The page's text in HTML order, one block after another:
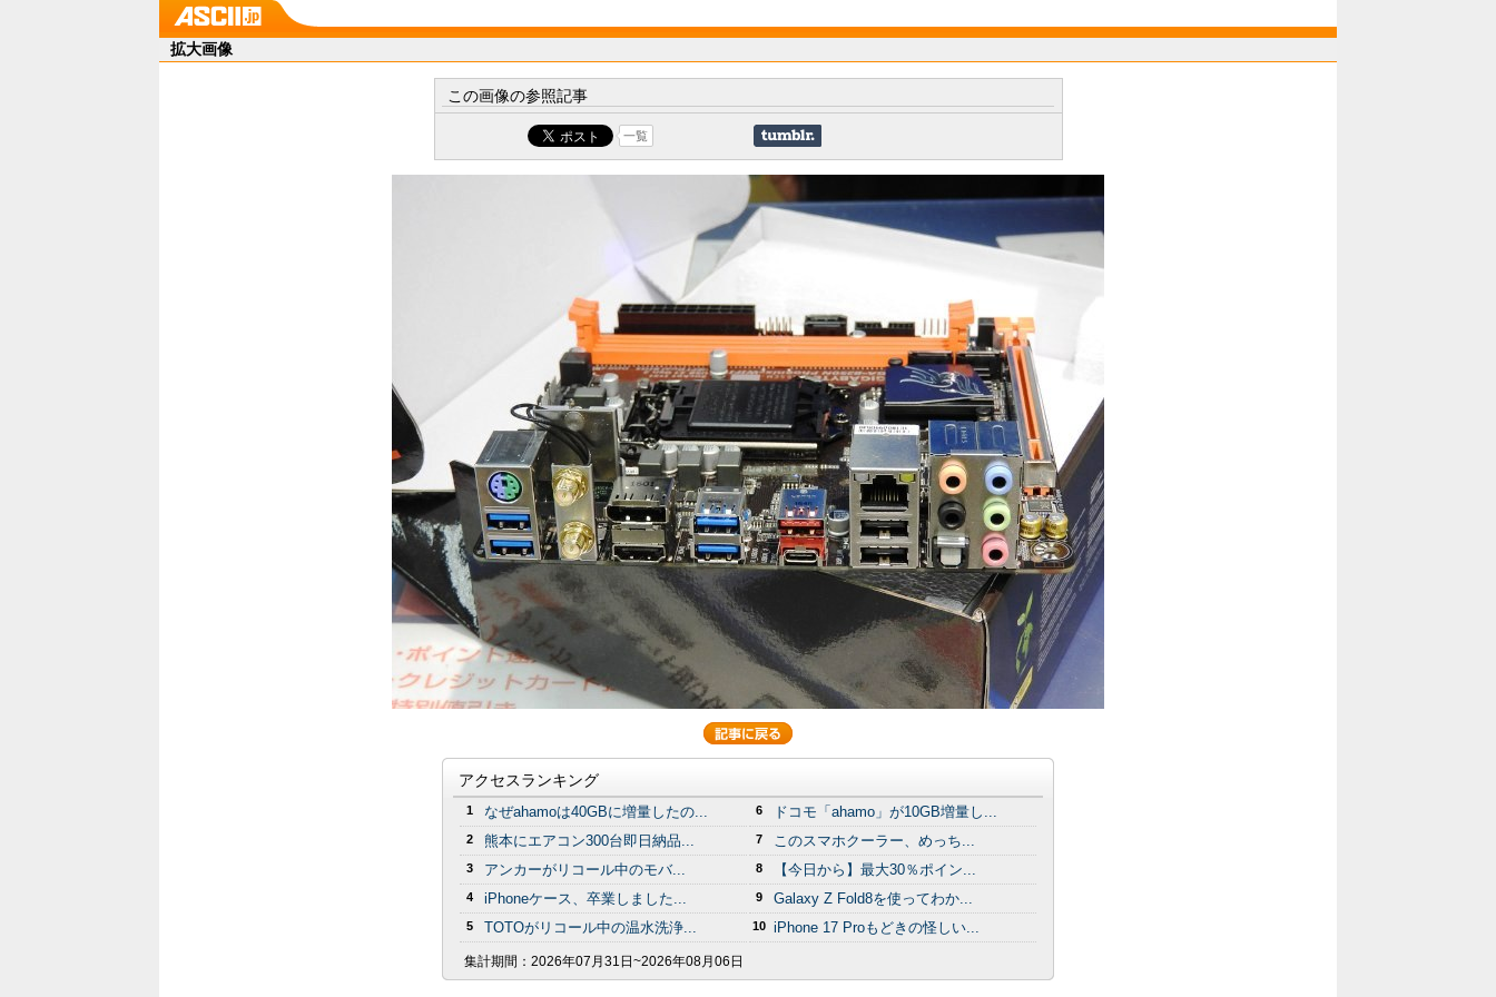
拡大画像
この画像の参照記事
一覧
アクセスランキング
1 なぜahamoは40GBに増量したの...
2 熊本にエアコン300台即日納品...
3 アンカーがリコール中のモバ...
4 iPhoneケース、卒業しました...
5 TOTOがリコール中の温水洗浄...
6 ドコモ「ahamo」が10GB増量し...
7 このスマホクーラー、めっち...
8 【今日から】最大30％ポイン...
9 Galaxy Z Fold8を使ってわか...
10 iPhone 17 Proもどきの怪しい...
集計期間： 2026年07月31日~2026年08月06日